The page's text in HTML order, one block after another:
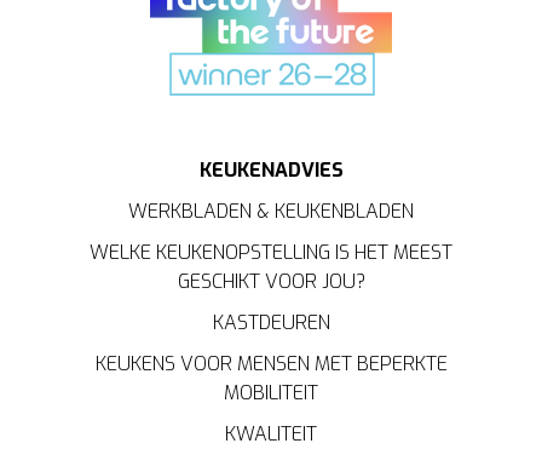
KEUKENADVIES
WERKBLADEN & KEUKENBLADEN
WELKE KEUKENOPSTELLING IS HET MEEST
GESCHIKT VOOR JOU?
KASTDEUREN
KEUKENS VOOR MENSEN MET BEPERKTE
MOBILITEIT
KWALITEIT